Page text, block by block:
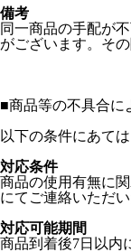
備考
同一商品の手配が
がございます。そ
■商品等の不具合に
以下の条件にあて
対応条件
商品の使用有無に
にてご連絡いただ
対応可能期間
商品到着後7日以内